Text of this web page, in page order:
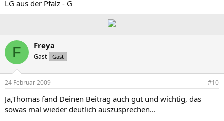
LG aus der Pfalz - G
F Freya
Gast Gast
24 Februar 2009 #10
Ja,Thomas fand Deinen Beitrag auch gut und wichtig, das
sowas mal wieder deutlich auszusprechen...